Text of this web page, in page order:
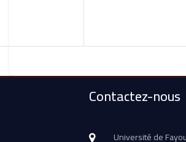
Contactez-nous
Université de